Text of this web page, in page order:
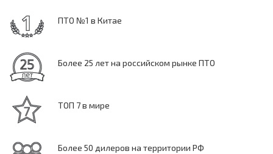
ПТО №1 в Китае
Более 25 лет на российском рынке ПТО
ТОП 7 в мире
Более 50 дилеров на территории РФ